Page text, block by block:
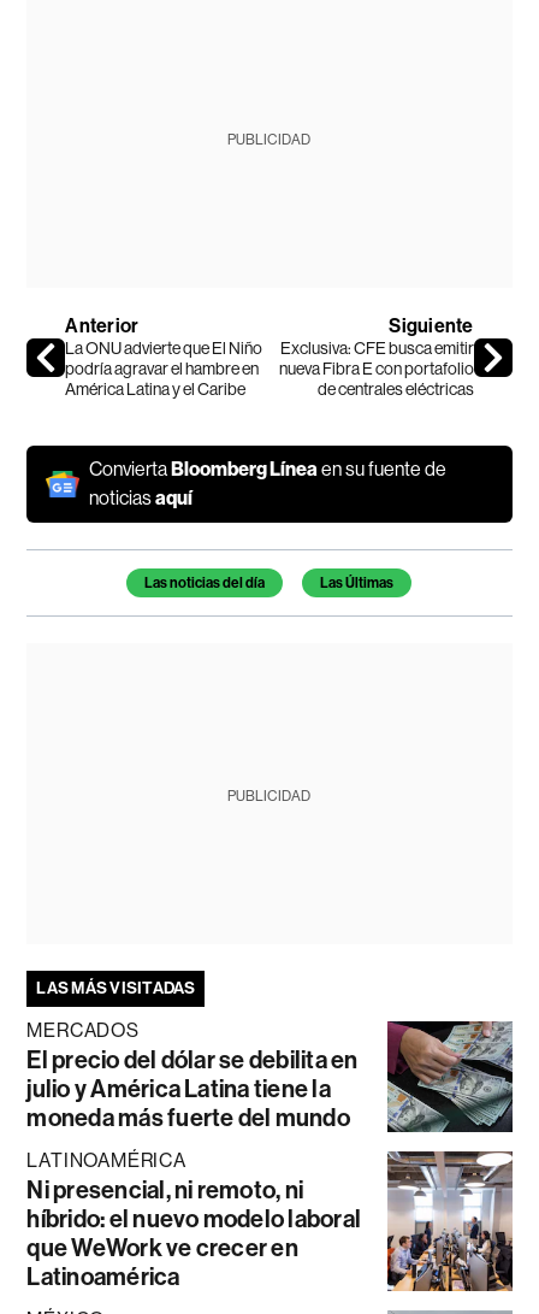
PUBLICIDAD
Anterior
La ONU advierte que El Niño
podría agravar el hambre en
América Latina y el Caribe
Siguiente
Exclusiva: CFE busca emitir
nueva Fibra E con portafolio
de centrales eléctricas
ConviertaBloomberg Líneaen su fuente de
noticiasaquí
Temas de este artículo
Las noticias del día Las Últimas
PUBLICIDAD
LAS MÁS VISITADAS
MERCADOS
El precio del dólar se debilita en
julio y América Latina tiene la
moneda más fuerte del mundo
LATINOAMÉRICA
Ni presencial, ni remoto, ni
híbrido: el nuevo modelo laboral
que WeWork ve crecer en
Latinoamérica